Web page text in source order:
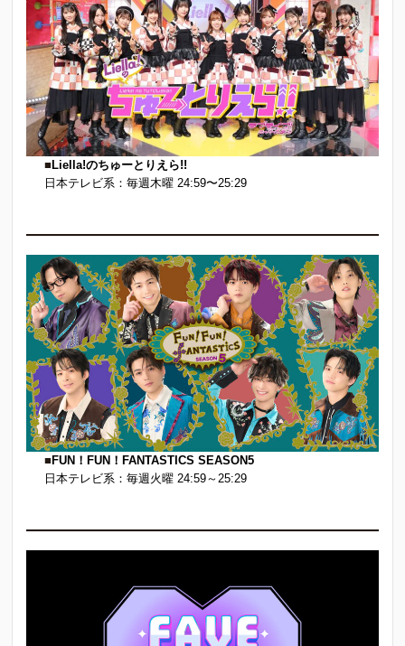
■Liella!のちゅーとりえら!!
日本テレビ系：毎週木曜 24:59〜25:29
■ FUN！FUN！FANTASTICSSEASON5
日本テレビ系：毎週火曜 24:59～25:29